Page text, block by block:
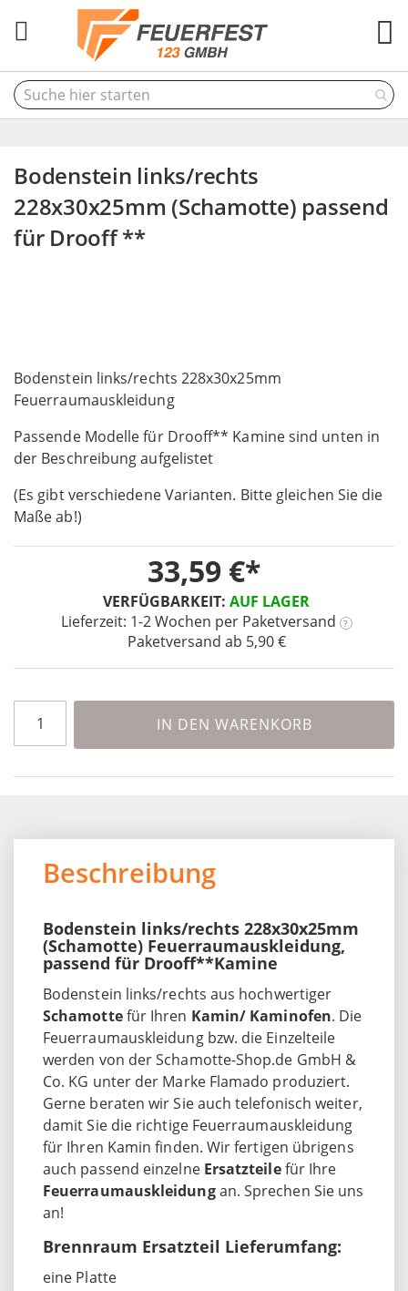
Bodenstein links/rechts
228x30x25mm (Schamotte) passend
für Drooff **
Bodenstein links/rechts 228x30x25mm
Feuerraumauskleidung
Passende Modelle für Drooff** Kamine sind unten in
der Beschreibung aufgelistet
(Es gibt verschiedene Varianten. Bitte gleichen Sie die
Maße ab!)
VERFÜGBARKEIT: AUF LAGER
Lieferzeit: 1-2 Wochen per Paketversand ?
Paketversand ab 5,90 €
33,59 €
IN DEN WARENKORB
images
gallery
to
the
of
the
gallery
Beschreibung
Bodenstein links/rechts 228x30x25mm
(Schamotte) Feuerraumauskleidung,
passend für Drooff**Kamine
Bodenstein links/rechts aus hochwertiger
Schamottefür Ihren Kamin/ Kaminofen. Die
Feuerraumauskleidung bzw. die Einzelteile
werden von der Schamotte-Shop.de GmbH &
Co. KG unter der Marke Flamado produziert.
Gerne beraten wir Sie auch telefonisch weiter,
damit Sie die richtige Feuerraumauskleidung
für Ihren Kamin finden. Wir fertigen übrigens
auch passend einzelne Ersatzteilefür Ihre
Feuerraumauskleidungan. Sprechen Sie uns
an!
Brennraum Ersatzteil Lieferumfang:
eine Platte